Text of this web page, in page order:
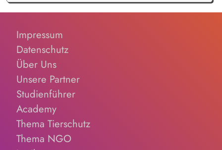
Impressum
Datenschutz
Über Uns
Unsere Partner
Studienführer
Academy
Thema Tierschutz
Thema NGO